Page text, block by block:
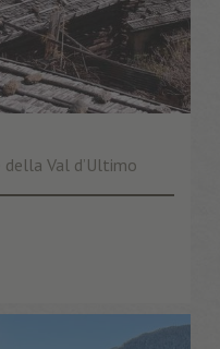
Val d’Ultimo